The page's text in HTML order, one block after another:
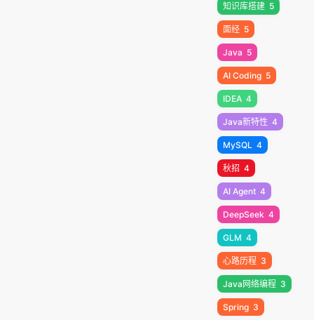
知识库搭建 5
面经 5
Java 5
AI Coding 5
IDEA 4
Java新特性 4
MySQL 4
秋招 4
AI Agent 4
DeepSeek 4
GLM 4
心路历程 3
Java网络编程 3
Spring 3